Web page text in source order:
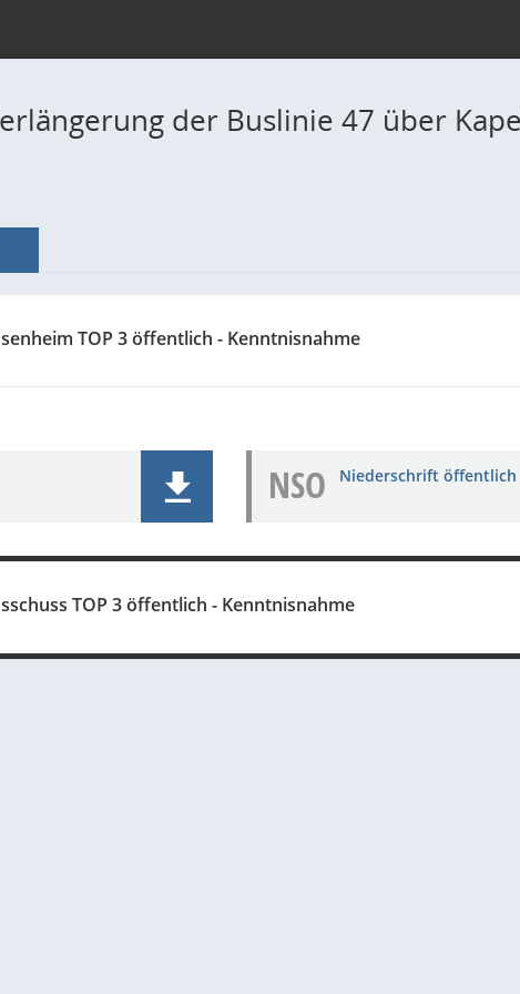
der Buslinie 47 über
TOP 3 öffentlich - Kenntnisnahme
NSO Niederschrift öffentlich
TOP 3 öffentlich - Kenntnisnahme